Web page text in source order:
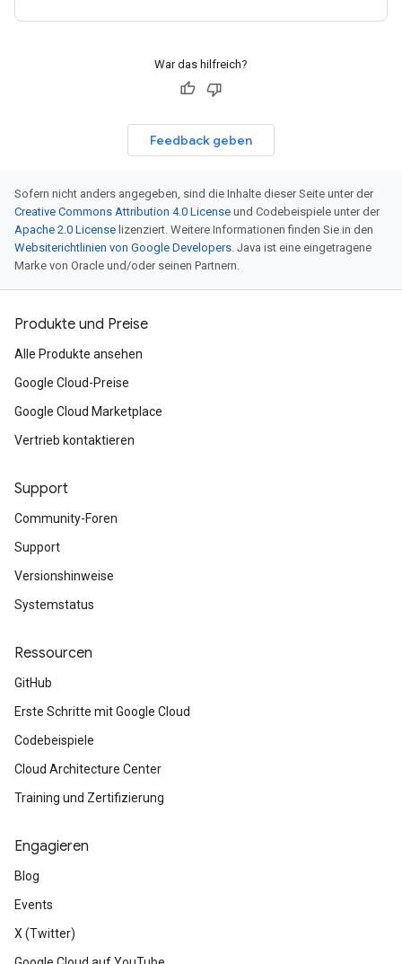
War das hilfreich?
Feedback geben
Sofern nicht anders angegeben, sind die Inhalte dieser Seite unter der
Creative Commons Attribution 4.0 License und Codebeispiele unter der
Apache 2.0 License lizenziert. Weitere Informationen finden Sie in den
Websiterichtlinien von Google Developers. Java ist eine eingetragene
Marke von Oracle und/oder seinen Partnern.
Produkte und Preise
Alle Produkte ansehen
Google Cloud-Preise
Google Cloud Marketplace
Vertrieb kontaktieren
Support
Community-Foren
Support
Versionshinweise
Systemstatus
Ressourcen
GitHub
Erste Schritte mit Google Cloud
Codebeispiele
Cloud Architecture Center
Training und Zertifizierung
Engagieren
Blog
Events
X (Twitter)